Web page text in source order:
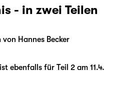
- in zwei Teilen
Hannes Becker